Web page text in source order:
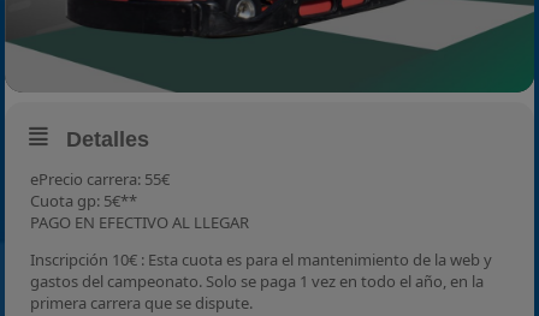
Detalles
ePrecio carrera: 55€
Cuota gp: 5€**
PAGO EN EFECTIVO AL LLEGAR
Inscripción 10€ : Esta cuota es para el mantenimiento de la web y
gastos del campeonato. Solo se paga 1 vez en todo el año, en la
primera carrera que se dispute.